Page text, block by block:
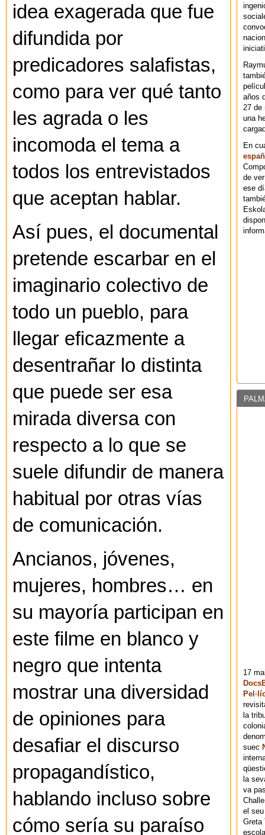
idea exagerada que fue
difundida por
predicadores salafistas,
como para ver qué tanto
les agrada o les
incomoda el tema a
todos los entrevistados
que aceptan hablar.
Así pues, el documental
pretende escarbar en el
imaginario colectivo de
todo un pueblo, para
llegar eficazmente a
desentrañar lo distinta
que puede ser esa
mirada diversa con
respecto a lo que se
suele difundir de manera
habitual por otras vías
de comunicación.
Ancianos, jóvenes,
mujeres, hombres… en
su mayoría participan en
este filme en blanco y
negro que intenta
mostrar una diversidad
de opiniones para
desafiar el discurso
propagandístico,
hablando incluso sobre
cómo sería su paraíso
años
27 de
una
En
de
ese
17
la
suec
la
va
el
Greta